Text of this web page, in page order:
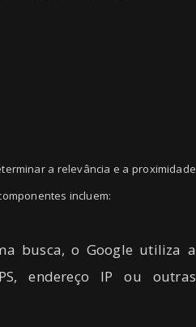
a relevância e a proximidade
incluem:
busca, o Google utiliza a
endereço IP ou outras